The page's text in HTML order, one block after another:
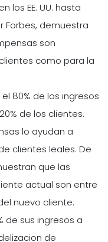
los EE. UU. hasta
Forbes, demuestra
son
como para la
80% de los ingresos
de los clientes.
lo ayudan a
clientes leales. De
que las
actual son entre
nuevo cliente.
de sus ingresos a
de